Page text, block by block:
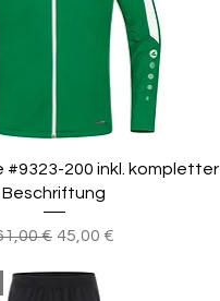
#9323-200 inkl. kompletter
Beschriftung
€ Sale-Preis
45,00 €